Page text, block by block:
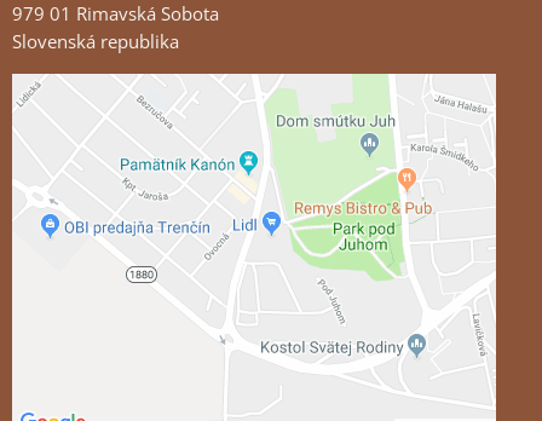
979 01 Rimavská Sobota
Slovenská republika
Externý obsah je blokovaný Voľbami súkromia
Prajete si načítať externý obsah?
Povoliť tentokrát
Povoliť a zapamätať - súhlas s druhom cookie:
Funkčné
Otvoriť obsah v novom okne